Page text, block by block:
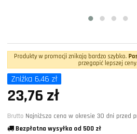
Produkty w promocji znikają bardzo szybko.
przegapić lepszej ceny.
Zniżka 6,46 zł
23,76 zł
Brutto Najniższa cena w okresie 30 dni przed
Bezpłatna wysyłka od 500 zł